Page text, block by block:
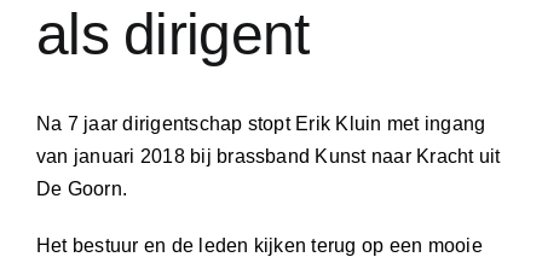
als dirigent
Na 7 jaar dirigentschap stopt Erik Kluin met ingang
van januari 2018 bij brassband Kunst naar Kracht uit
De Goorn.
Het bestuur en de leden kijken terug op een mooie